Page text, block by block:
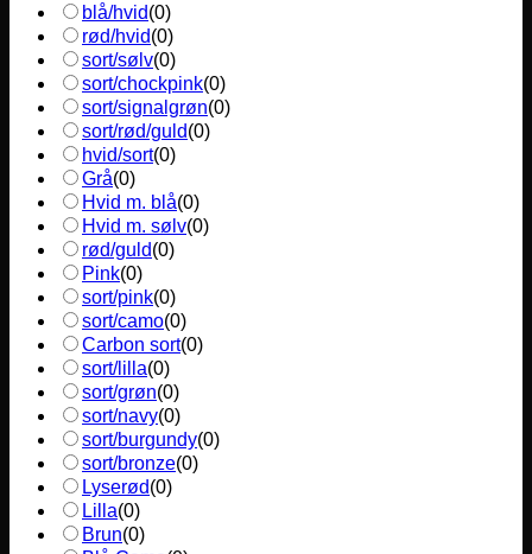
blå/hvid(0)
rød/hvid(0)
sort/sølv(0)
sort/chockpink(0)
sort/signalgrøn(0)
sort/rød/guld(0)
hvid/sort(0)
Grå(0)
Hvid m. blå(0)
Hvid m. sølv(0)
rød/guld(0)
Pink(0)
sort/pink(0)
sort/camo(0)
Carbon sort(0)
sort/lilla(0)
sort/grøn(0)
sort/navy(0)
sort/burgundy(0)
sort/bronze(0)
Lyserød(0)
Lilla(0)
Brun(0)